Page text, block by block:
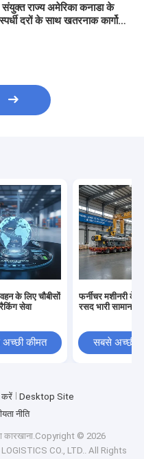
राज्य अमेरिका कनाडा के
दरों के साथ खतरनाक कार्गो
के लिए चौबीसों
सेवा
कीमत
फर्नीचर मशीनरी के
रसद भारी सामान
सबसे अच्छी
करें
Desktop Site
नीति
कारखाना.Copyright © 2026
CO., LTD.. All Rights